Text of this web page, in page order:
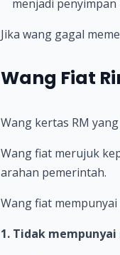
menjadi penyimpan
Jika wang gagal
Wang Fiat
Wang kertas RM
Wang fiat merujuk
arahan pemerintah.
Wang fiat
1. Tidak